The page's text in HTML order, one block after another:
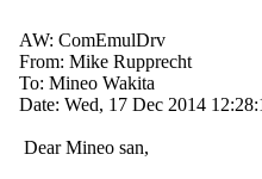
  AW: ComEmulDrv
  From: Mike Rupprecht
  To: Mineo Wakita
Date: Wed, 17 Dec 2014
   Dear Mineo san,